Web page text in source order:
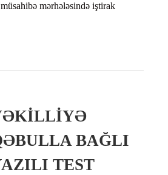
mərhələsində iştirak
BAĞLI
TEST